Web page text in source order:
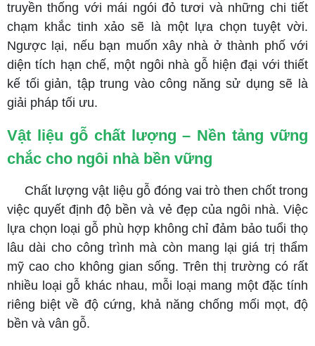
truyền thống với mái ngói đỏ tươi và những chi tiết
chạm khắc tinh xảo sẽ là một lựa chọn tuyệt vời.
Ngược lại, nếu bạn muốn xây nhà ở thành phố với
diện tích hạn chế, một ngôi nhà gỗ hiện đại với thiết
kế tối giản, tập trung vào công năng sử dụng sẽ là
giải pháp tối ưu.
Vật liệu gỗ chất lượng – Nền tảng vững
chắc cho ngôi nhà bền vững
Chất lượng vật liệu gỗ đóng vai trò then chốt trong
việc quyết định độ bền và vẻ đẹp của ngôi nhà. Việc
lựa chọn loại gỗ phù hợp không chỉ đảm bảo tuổi thọ
lâu dài cho công trình mà còn mang lại giá trị thẩm
mỹ cao cho không gian sống. Trên thị trường có rất
nhiều loại gỗ khác nhau, mỗi loại mang một đặc tính
riêng biệt về độ cứng, khả năng chống mối mọt, độ
bền và vân gỗ.